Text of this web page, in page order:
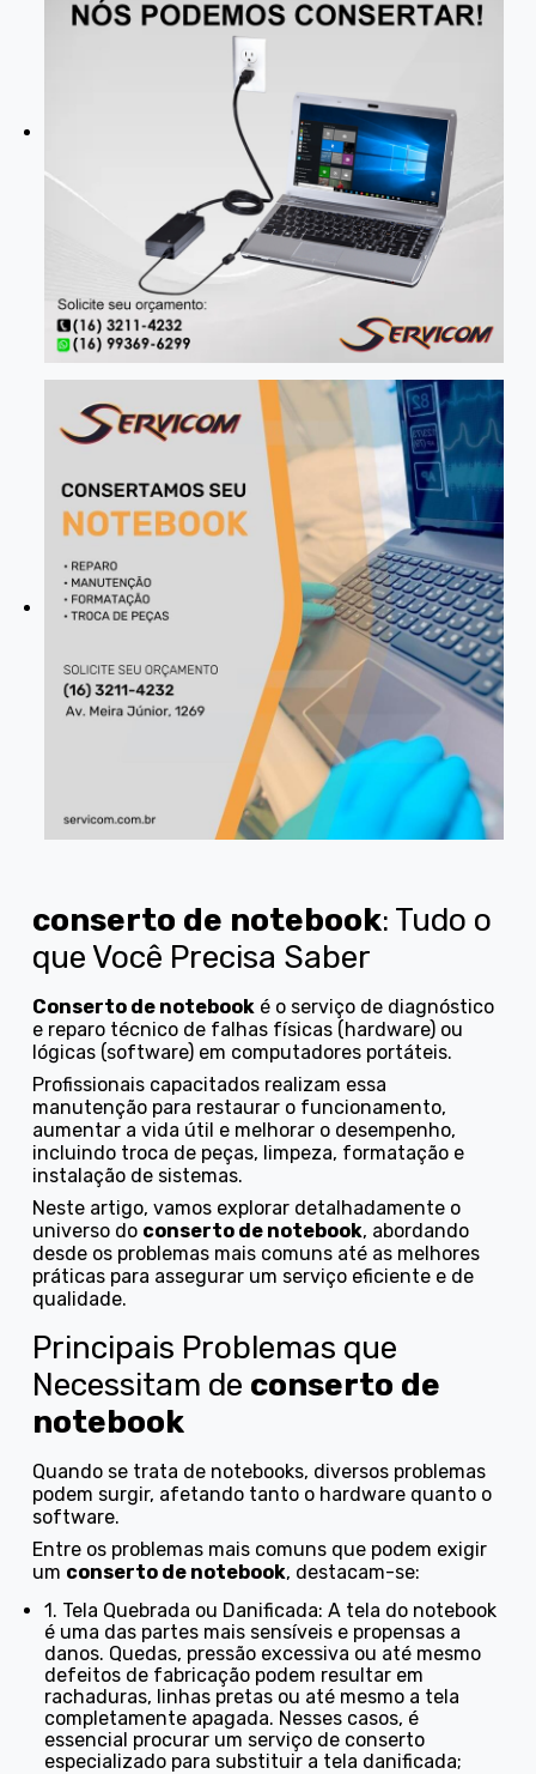
conserto de notebook: Tudo o
que Você Precisa Saber
Conserto de notebook é o serviço de diagnóstico
e reparo técnico de falhas físicas (hardware) ou
lógicas (software) em computadores portáteis.
Profissionais capacitados realizam essa
manutenção para restaurar o funcionamento,
aumentar a vida útil e melhorar o desempenho,
incluindo troca de peças, limpeza, formatação e
instalação de sistemas.
Neste artigo, vamos explorar detalhadamente o
universo do conserto de notebook, abordando
desde os problemas mais comuns até as melhores
práticas para assegurar um serviço eficiente e de
qualidade.
Principais Problemas que
Necessitam de conserto de
notebook
Quando se trata de notebooks, diversos problemas
podem surgir, afetando tanto o hardware quanto o
software.
Entre os problemas mais comuns que podem exigir
um conserto de notebook, destacam-se:
1. Tela Quebrada ou Danificada: A tela do notebook
é uma das partes mais sensíveis e propensas a
danos. Quedas, pressão excessiva ou até mesmo
defeitos de fabricação podem resultar em
rachaduras, linhas pretas ou até mesmo a tela
completamente apagada. Nesses casos, é
essencial procurar um serviço de conserto
especializado para substituir a tela danificada;